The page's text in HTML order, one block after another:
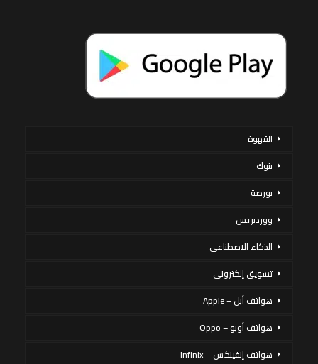
القهوة
بنوك
بورصة
ووردبريس
الذكاء الاصطناعي
تسويق إلكتروني
هواتف أبل – Apple
هواتف أوبو – Oppo
هواتف إنفينكس – Infinix